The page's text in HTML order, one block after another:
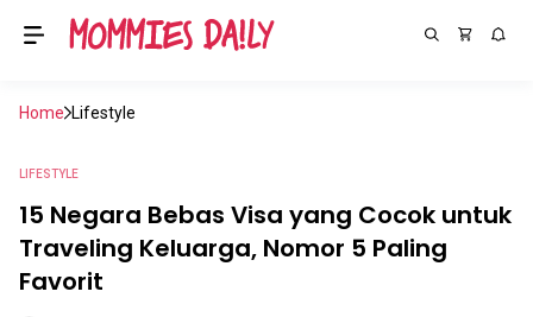
Home Lifestyle
LIFESTYLE
15 Negara Bebas Visa yang Cocok untuk
Traveling Keluarga, Nomor 5 Paling
Favorit